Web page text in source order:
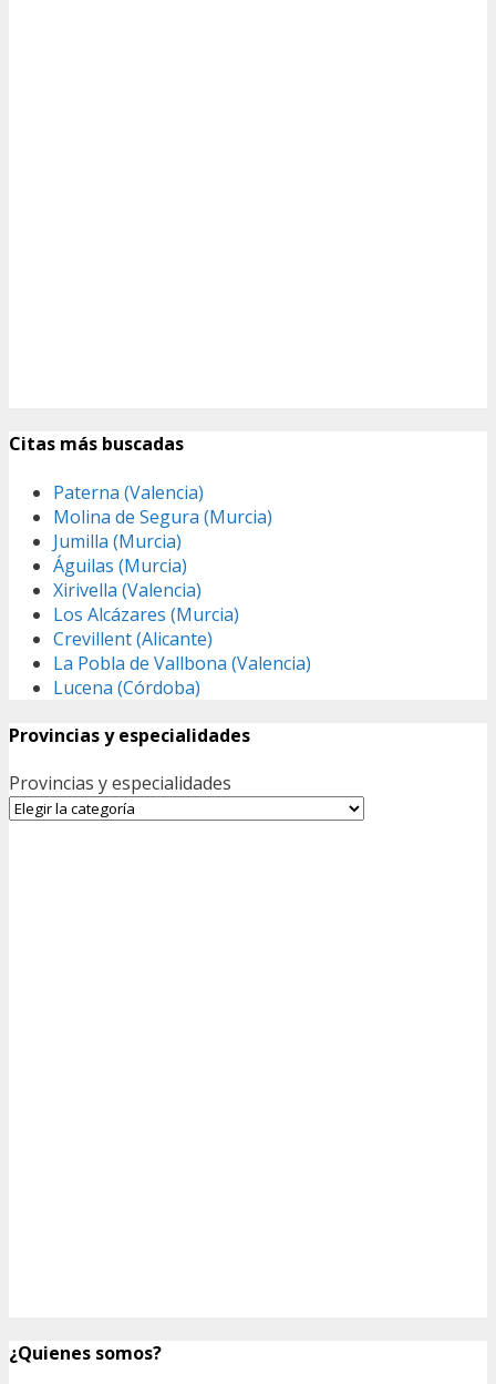
Citas más buscadas
Paterna (Valencia)
Molina de Segura (Murcia)
Jumilla (Murcia)
Águilas (Murcia)
Xirivella (Valencia)
Los Alcázares (Murcia)
Crevillent (Alicante)
La Pobla de Vallbona (Valencia)
Lucena (Córdoba)
Provincias y especialidades
Provincias y especialidades
¿Quienes somos?